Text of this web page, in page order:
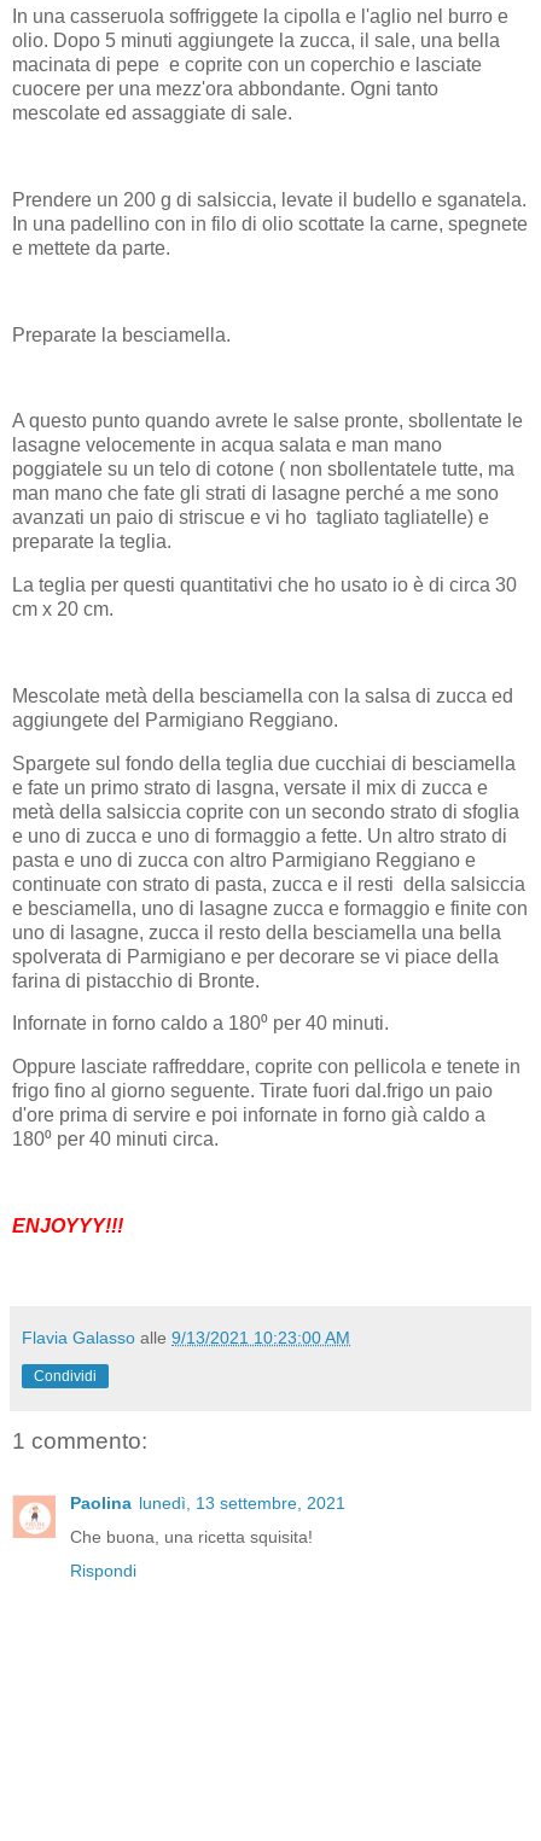
In una casseruola soffriggete la cipolla e l'aglio nel burro e
olio. Dopo 5 minuti aggiungete la zucca, il sale, una bella
macinata di pepe e coprite con un coperchio e lasciate
cuocere per una mezz'ora abbondante. Ogni tanto
mescolate ed assaggiate di sale.
Prendere un 200 g di salsiccia, levate il budello e sganatela.
In una padellino con in filo di olio scottate la carne, spegnete
e mettete da parte.
Preparate la besciamella.
A questo punto quando avrete le salse pronte, sbollentate le
lasagne velocemente in acqua salata e man mano
poggiatele su un telo di cotone ( non sbollentatele tutte, ma
man mano che fate gli strati di lasagne perché a me sono
avanzati un paio di striscue e vi ho tagliato tagliatelle) e
preparate la teglia.
La teglia per questi quantitativi che ho usato io è di circa 30
cm x 20 cm.
Mescolate metà della besciamella con la salsa di zucca ed
aggiungete del Parmigiano Reggiano.
Spargete sul fondo della teglia due cucchiai di besciamella
e fate un primo strato di lasgna, versate il mix di zucca e
metà della salsiccia coprite con un secondo strato di sfoglia
e uno di zucca e uno di formaggio a fette. Un altro strato di
pasta e uno di zucca con altro Parmigiano Reggiano e
continuate con strato di pasta, zucca e il resti della salsiccia
e besciamella, uno di lasagne zucca e formaggio e finite con
uno di lasagne, zucca il resto della besciamella una bella
spolverata di Parmigiano e per decorare se vi piace della
farina di pistacchio di Bronte.
Infornate in forno caldo a 180⁰ per 40 minuti.
Oppure lasciate raffreddare, coprite con pellicola e tenete in
frigo fino al giorno seguente. Tirate fuori dal.frigo un paio
d'ore prima di servire e poi infornate in forno già caldo a
180⁰ per 40 minuti circa.
ENJOYYY!!!
Flavia Galasso alle 9/13/2021 10:23:00 AM
Condividi
1 commento:
Paolina lunedì, 13 settembre, 2021
Che buona, una ricetta squisita!
Rispondi